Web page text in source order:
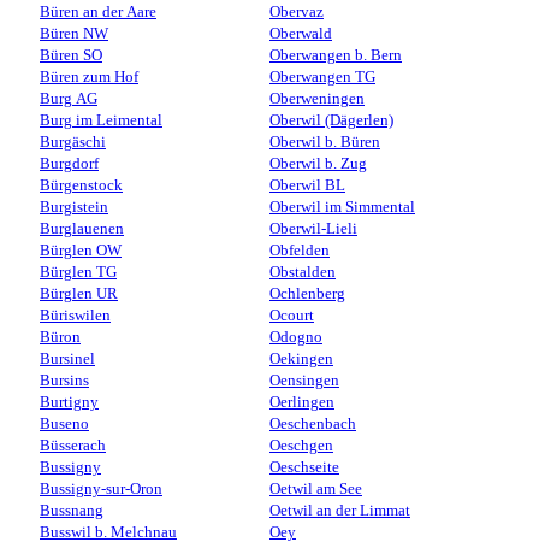
Büren an der Aare
Büren NW
Büren SO
Büren zum Hof
Burg AG
Burg im Leimental
Burgäschi
Burgdorf
Bürgenstock
Burgistein
Burglauenen
Bürglen OW
Bürglen TG
Bürglen UR
Büriswilen
Büron
Bursinel
Bursins
Burtigny
Buseno
Büsserach
Bussigny
Bussigny-sur-Oron
Bussnang
Busswil b. Melchnau
Obervaz
Oberwald
Oberwangen b. Bern
Oberwangen TG
Oberweningen
Oberwil (Dägerlen)
Oberwil b. Büren
Oberwil b. Zug
Oberwil BL
Oberwil im Simmental
Oberwil-Lieli
Obfelden
Obstalden
Ochlenberg
Ocourt
Odogno
Oekingen
Oensingen
Oerlingen
Oeschenbach
Oeschgen
Oeschseite
Oetwil am See
Oetwil an der Limmat
Oey